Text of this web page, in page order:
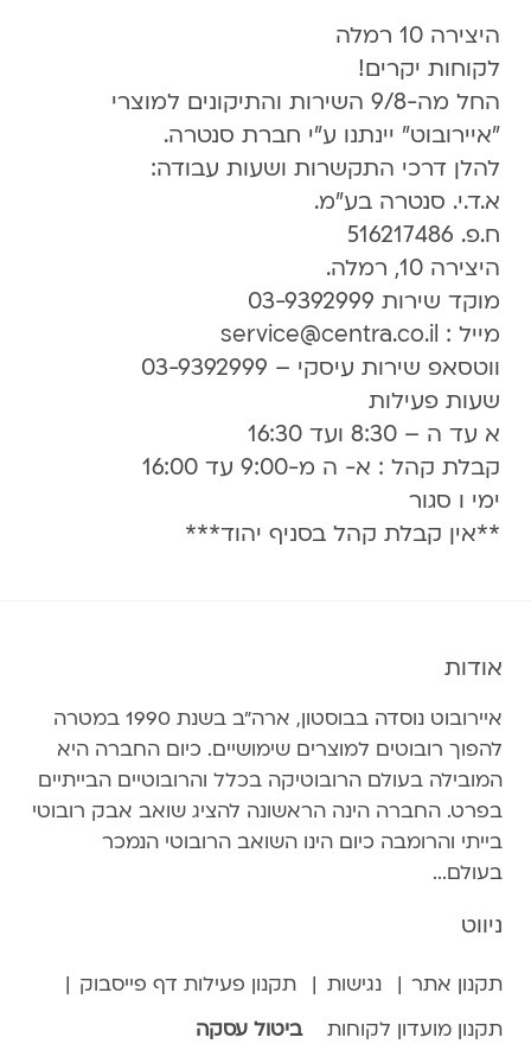
היצירה 10 רמלה
לקוחות יקרים!
החל מה-9/8 השירות והתיקונים למוצרי
״איירובוט״ יינתנו ע״י חברת סנטרה.
להלן דרכי התקשרות ושעות עבודה:
א.ד.י. סנטרה בע"מ.
ח.פ. 516217486
היצירה 10, רמלה.
מוקד שירות 03-9392999
מייל : service@centra.co.il
ווטסאפ שירות עיסקי – 03-9392999
שעות פעילות
א עד ה – 8:30 ועד 16:30
קבלת קהל : א- ה מ-9:00 עד 16:00
ימי ו סגור
**אין קבלת קהל בסניף יהוד***
אודות
איירובוט נוסדה בבוסטון, ארה״ב בשנת 1990 במטרה
להפוך רובוטים למוצרים שימושיים. כיום החברה היא
המובילה בעולם הרובוטיקה בכלל והרובוטיים הבייתיים
בפרט. החברה הינה הראשונה להציג שואב אבק רובוטי
בייתי והרומבה כיום הינו השואב הרובוטי הנמכר
בעולם...
ניווט
תקנון אתר נגישות
תקנון פעילות דף פייסבוק
תקנון מועדון לקוחות
ביטול עסקה